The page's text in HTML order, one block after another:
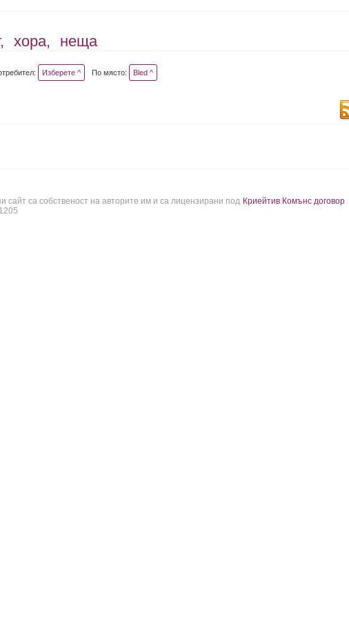
хора, неща
Изберете ^ По място: Bled ^
сайт са собственост на авторите им и са лицензирани под Криейтив Комънс договор.